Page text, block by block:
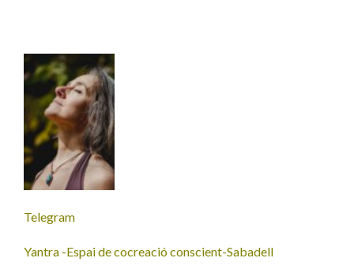
Telegram
Yantra -Espai de cocreació conscient-Sabadell